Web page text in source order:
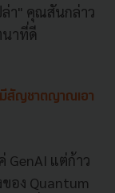
า" คุณสันกล่าว
นาที่ดี
สัญชาตญาณเอา
GenAI แต่ก้าว
อง Quantum